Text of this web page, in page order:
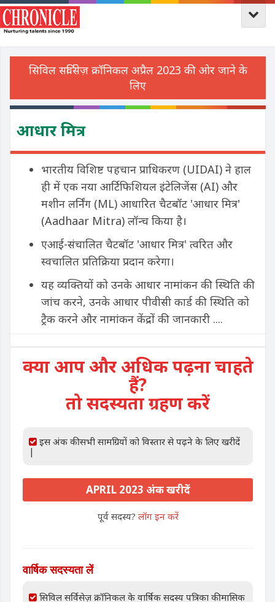
आधार मित्र
भारतीय विशिष्ट पहचान प्राधिकरण (UIDAI) ने हाल
ही में एक नया आर्टिफिशियल इंटेलिजेंस (AI) और
मशीन लर्निंग (ML) आधारित चैटबॉट 'आधार मित्र'
(Aadhaar Mitra) लॉन्च किया है।
एआई-संचालित चैटबॉट 'आधार मित्र' त्वरित और
स्वचालित प्रतिक्रिया प्रदान करेगा।
यह व्यक्तियों को उनके आधार नामांकन की स्थिति की
जांच करने, उनके आधार पीवीसी कार्ड की स्थिति को
ट्रैक करने और नामांकन केंद्रों की जानकारी ....
क्या आप और अधिक पढ़ना चाहते
हैं?
तो सदस्यता ग्रहण करें
इस अंक की सभी सामग्रियों को विस्तार से पढ़ने के लिए खरीदें
|
APRIL 2023 अंक खरीदें
पूर्व सदस्य? लॉग इन करें
वार्षिक सदस्यता लें
सिविल सर्विसेज़ क्रॉनिकल के वार्षिक सदस्य पत्रिका की मासिक